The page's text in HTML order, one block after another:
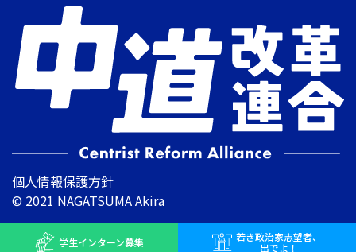
個人情報保護方針
© 2021 NAGATSUMA Akira
学生インターン募集 若き政治家志望者、
出でよ！